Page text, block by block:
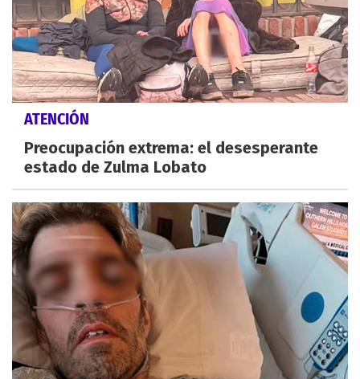
ATENCIÓN
Preocupación extrema: el desesperante
estado de Zulma Lobato